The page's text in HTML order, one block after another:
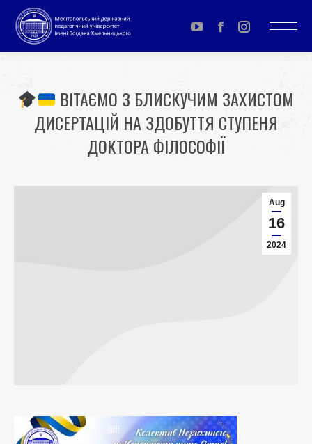
YouTube
page
in
new
window
Facebook
page
in
new
window
Instagram
page
in
new
ВІТАЄМО З БЛИСКУЧИМ ЗАХИСТОМ
ДИСЕРТАЦІЙ НА ЗДОБУТТЯ СТУПЕНЯ
ДОКТОРА ФІЛОСОФІЇ
Aug
16
2024